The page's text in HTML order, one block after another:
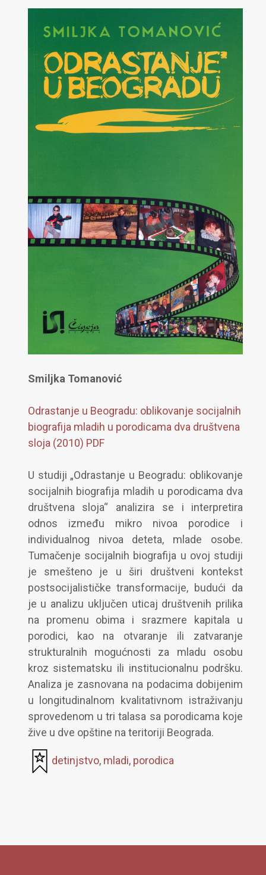
Smiljka Tomanović
Odrastanje u Beogradu: oblikovanje socijalnih
biografija mladih u porodicama dva društvena
sloja (2010) PDF
U studiji „Odrastanje u Beogradu: oblikovanje
socijalnih biografija mladih u porodicama dva
društvena sloja“ analizira se i interpretira
odnos između mikro nivoa porodice i
individualnog nivoa deteta, mlade osobe.
Tumačenje socijalnih biografija u ovoj studiji
je smešteno je u širi društveni kontekst
postsocijalističke transformacije, budući da
je u analizu uključen uticaj društvenih prilika
na promenu obima i srazmere kapitala u
porodici, kao na otvaranje ili zatvaranje
strukturalnih mogućnosti za mladu osobu
kroz sistematsku ili institucionalnu podršku.
Analiza je zasnovana na podacima dobijenim
u longitudinalnom kvalitativnom istraživanju
sprovedenom u tri talasa sa porodicama koje
žive u dve opštine na teritoriji Beograda.
detinjstvo, mladi, porodica